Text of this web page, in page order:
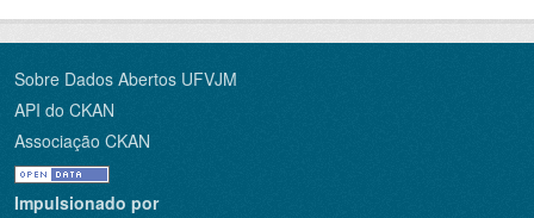
Sobre Dados Abertos UFVJM
API do CKAN
Associação CKAN
Impulsionado por